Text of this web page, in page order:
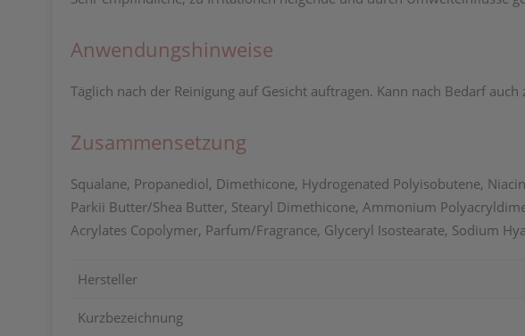
Anwendungshinweise
Täglich nach der Reinigung auf Gesicht auftragen. Kann nach Bedarf
Zusammensetzung
Squalane, Propanediol, Dimethicone, Hydrogenated Polyisobutene,
Parkii Butter/Shea Butter, Stearyl Dimethicone, Ammonium
Acrylates Copolymer, Parfum/Fragrance, Glyceryl Isostearate, Sodium
Hersteller
Kurzbezeichnung